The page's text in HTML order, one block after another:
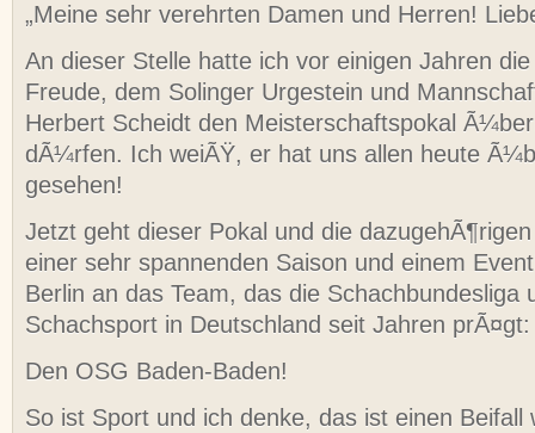
„Meine sehr verehrten Damen und Herren!
An dieser Stelle hatte ich vor einigen Jahren
Freude, dem Solinger Urgestein und
Herbert Scheidt den Meisterschaftspokal
dÃ¼rfen. Ich weiÃŸ, er hat uns allen heute
gesehen!
Jetzt geht dieser Pokal und die
einer sehr spannenden Saison und einem
Berlin an das Team, das die Schachbundesliga
Schachsport in Deutschland seit Jahren prÃ¤gt:
Den OSG Baden-Baden!
So ist Sport und ich denke, das ist einen Beifall